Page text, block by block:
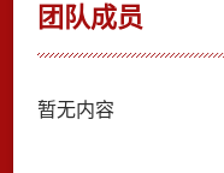
团队成员
暂无内容